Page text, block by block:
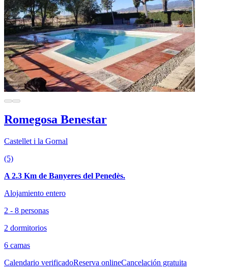
Romegosa Benestar
Castellet i la Gornal
(5)
A 2.3 Km de Banyeres del Penedès.
Alojamiento entero
2 - 8 personas
2 dormitorios
6 camas
Calendario verificadoReserva onlineCancelación gratuita